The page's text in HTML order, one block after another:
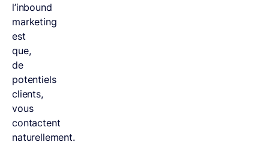
l’inbound
marketing
est
que,
de
potentiels
clients,
vous
contactent
naturellement.